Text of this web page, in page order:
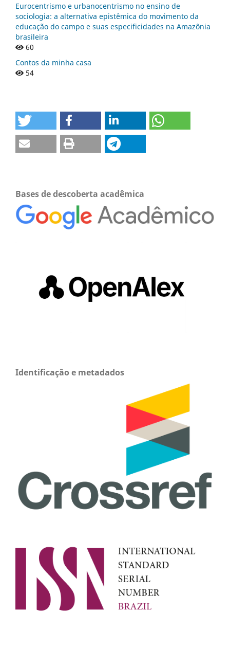
Eurocentrismo e urbanocentrismo no ensino de
sociologia: a alternativa epistêmica do movimento da
educação do campo e suas especificidades na Amazônia
brasileira
60
Contos da minha casa
54
Bases de descoberta acadêmica
Identificação e metadados